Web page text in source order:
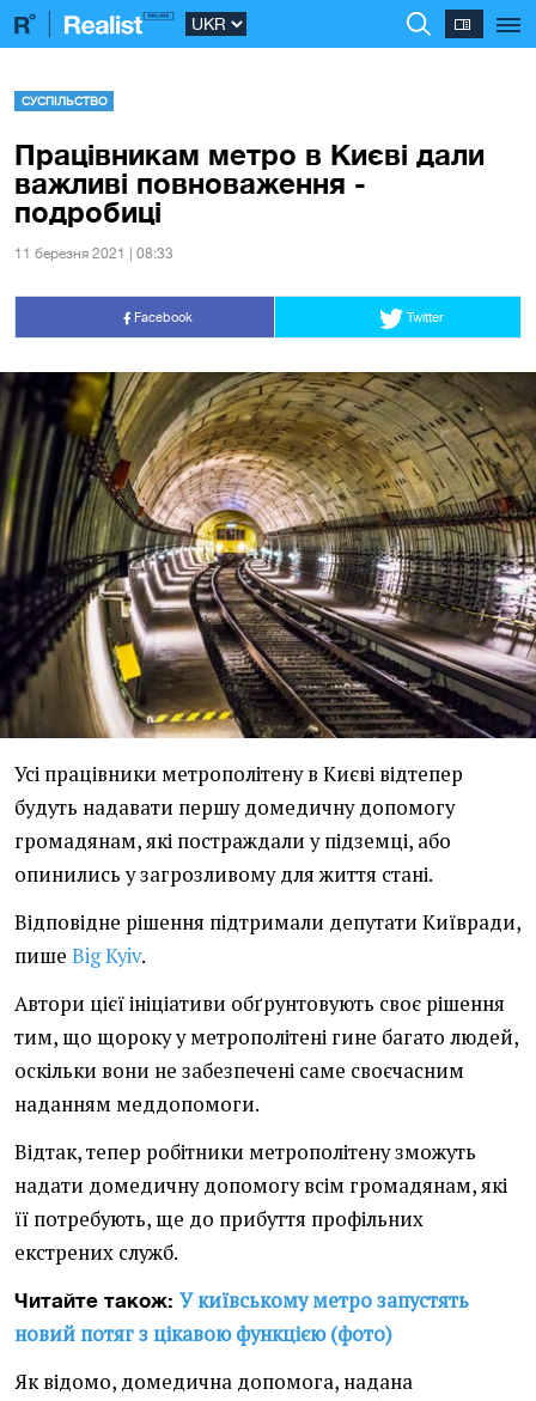
СУСПІЛЬСТВО
Працівникам метро в Києві дали
важливі повноваження -
подробиці
11 березня 2021 | 08:33
Facebook Twitter
Усі працівники метрополітену в Києві відтепер
будуть надавати першу домедичну допомогу
громадянам, які постраждали у підземці, або
опинились у загрозливому для життя стані.
Відповідне рішення підтримали депутати Київради,
пише Big Kyiv.
Автори цієї ініціативи обґрунтовують своє рішення
тим, що щороку у метрополітені гине багато людей,
оскільки вони не забезпечені саме своєчасним
наданням меддопомоги.
Відтак, тепер робітники метрополітену зможуть
надати домедичну допомогу всім громадянам, які
її потребують, ще до прибуття профільних
екстрених служб.
Читайте також: У київському метро запустять
новий потяг з цікавою функцією (фото)
Як відомо, домедична допомога, надана